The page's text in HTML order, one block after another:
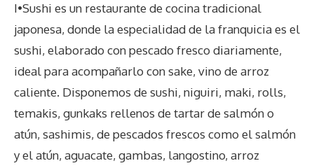
I•Sushi es un restaurante de cocina tradicional
japonesa, donde la especialidad de la franquicia es el
sushi, elaborado con pescado fresco diariamente,
ideal para acompañarlo con sake, vino de arroz
caliente. Disponemos de sushi, niguiri, maki, rolls,
temakis, gunkaks rellenos de tartar de salmón o
atún, sashimis, de pescados frescos como el salmón
y el atún, aguacate, gambas, langostino, arroz